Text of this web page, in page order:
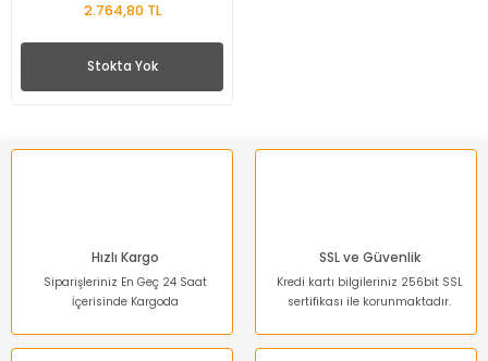
2.764,80 TL
Stokta Yok
Hızlı Kargo
Siparişleriniz En Geç 24 Saat
İçerisinde Kargoda
SSL ve Güvenlik
Kredi kartı bilgileriniz 256bit SSL
sertifikası ile korunmaktadır.